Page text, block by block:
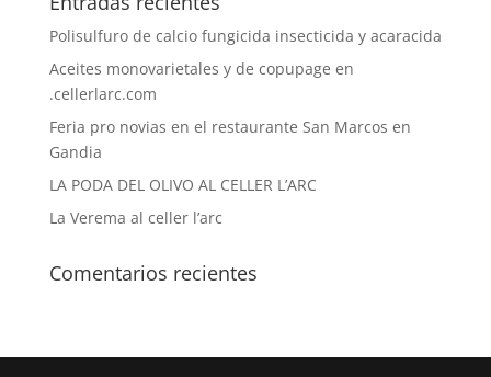
Polisulfuro de calcio fungicida insecticida y acaracida
Aceites monovarietales y de copupage en
.cellerlarc.com
Feria pro novias en el restaurante San Marcos en
Gandia
LA PODA DEL OLIVO AL CELLER L’ARC
La Verema al celler l’arc
Comentarios recientes